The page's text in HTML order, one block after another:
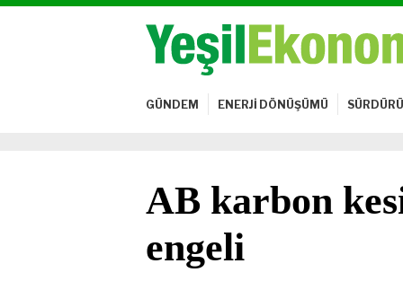
GÜNDEM ENERJİ DÖNÜŞÜMÜ
AB karbon
engeli